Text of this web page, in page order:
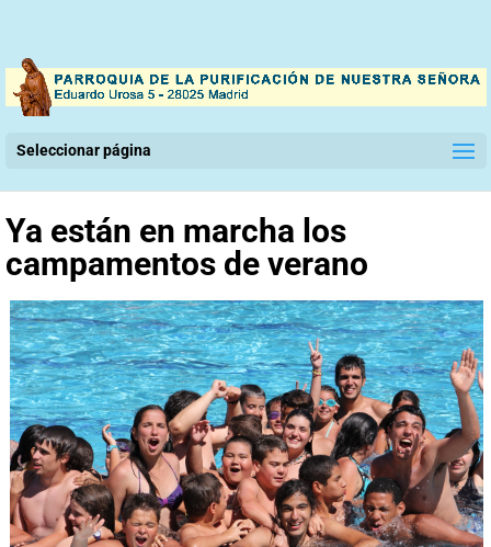
Seleccionar página
Ya están en marcha los
campamentos de verano